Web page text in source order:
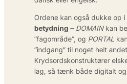
Ordene kan også dukke op i
betydning – DOMAINkan
“fagområde”, og PORTAL
“indgang” til noget helt
Krydsordskonstruktører
lag, så tænk både digitalt